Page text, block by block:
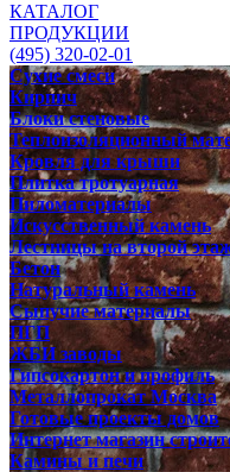
КАТАЛОГ
ПРОДУКЦИИ
(495) 320-02-01
Сухие смеси
Кирпич
Блоки стеновые
Теплоизоляционный
Кровля для крыши
Плитка тротуарная
Пиломатериалы
Искусственный камень
Лестницы на второй
Бетон
Натуральный камень
Сыпучие материалы
ПГП
ЖБИ заводы
Гипсокартон и профиль
Металлопрокат Москва
Готовые проекты домов
Интернет магазин
Камины и печи